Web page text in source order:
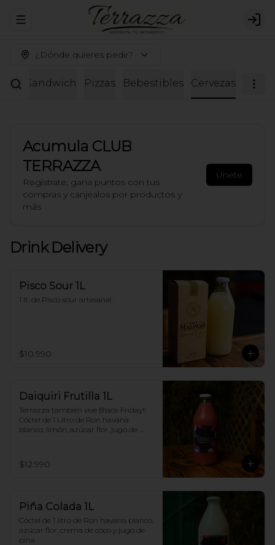
Abrir menu de navegación
¿Dónde quieres pedir?
Sandwich Pizzas Bebestibles Cervezas
Acumula CLUB
TERRAZZA
Regístrate, gana puntos con tus
compras y canjealos por productos y
más
Únete
Drink Delivery
Pisco Sour 1L
1 lt. de Pisco sour artesanal.
$10.990
Daiquiri Frutilla 1L
Terrazza también vive Black Friday!!
Cóctel de 1 Litro de Ron havana
blanco, limón, azúcar flor, jugo de
$12.990
Piña Colada 1L
Cóctel de 1 litro de Ron havana blanco,
azúcar flor, crema de coco y jugo de
piña